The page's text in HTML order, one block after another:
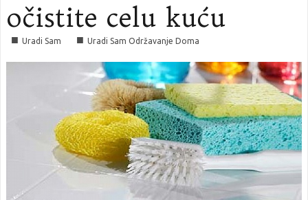
očistite celu kuću
■ Uradi Sam ■ Uradi Sam Održavanje Doma